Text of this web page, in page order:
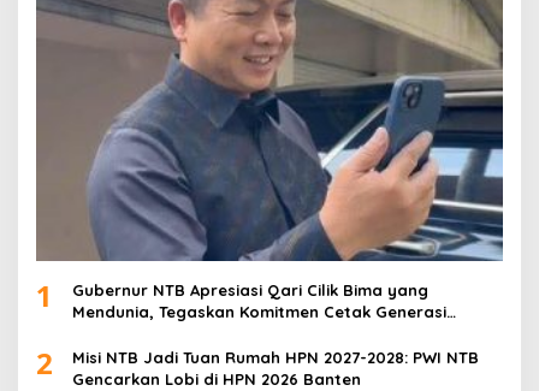
1
Gubernur NTB Apresiasi Qari Cilik Bima yang
Mendunia, Tegaskan Komitmen Cetak Generasi
2
Misi NTB Jadi Tuan Rumah HPN 2027-2028: PWI NTB
Gencarkan Lobi di HPN 2026 Banten